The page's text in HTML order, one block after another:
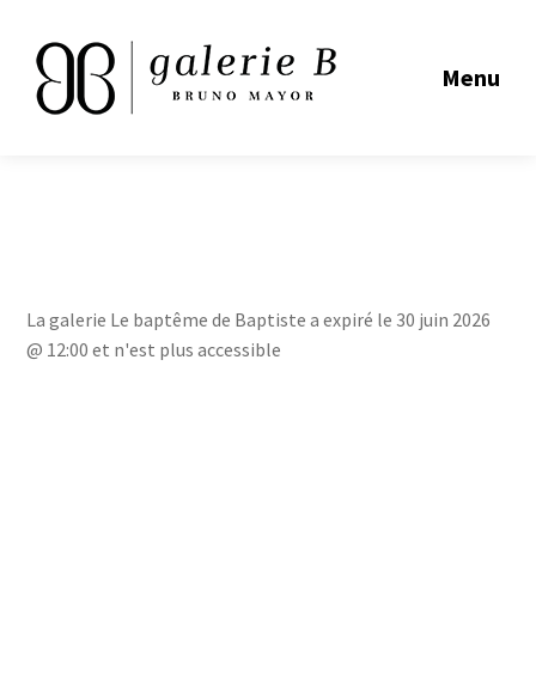
Menu
La galerie Le baptême de Baptiste a expiré le 30 juin 2026
@ 12:00 et n'est plus accessible